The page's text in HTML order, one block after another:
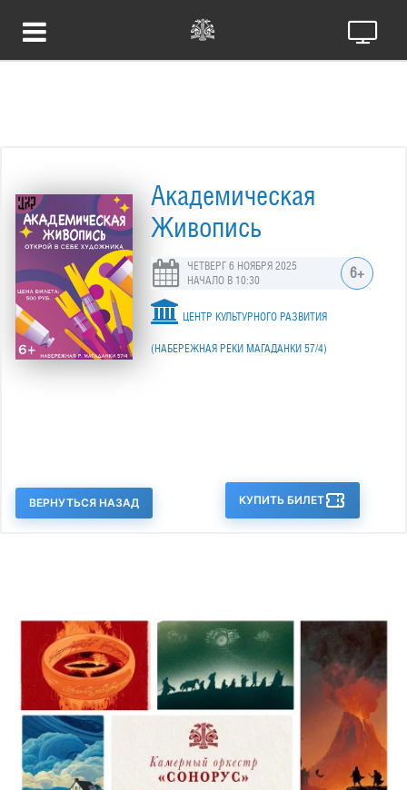
Академическая
Живопись
ЧЕТВЕРГ 6 НОЯБРЯ 2025
НАЧАЛО В 10:30
6+
ЦЕНТР КУЛЬТУРНОГО РАЗВИТИЯ
(НАБЕРЕЖНАЯ РЕКИ МАГАДАНКИ 57/4)
КУПИТЬ БИЛЕТ
ВЕРНУТЬСЯ НАЗАД